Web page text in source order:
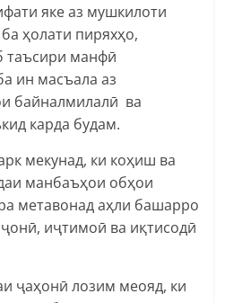
яке аз мушкилоти
ҳолати пиряхҳо,
таъсири манфӣ
ин масъала аз
байналмилалӣ ва
карда будам.
мекунад, ки коҳиш ва
манбаъҳои обҳои
метавонад аҳли башарро
иҷтимоӣ ва иқтисодӣ
ҷаҳонӣ лозим меояд, ки